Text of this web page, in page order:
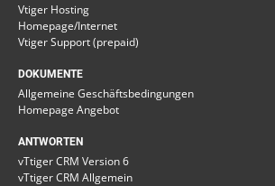
Vtiger Hosting
Homepage/Internet
Vtiger Support (prepaid)
DOKUMENTE
Allgemeine Geschäftsbedingungen
Homepage Angebot
ANTWORTEN
vTtiger CRM Version 6
vTtiger CRM Allgemein